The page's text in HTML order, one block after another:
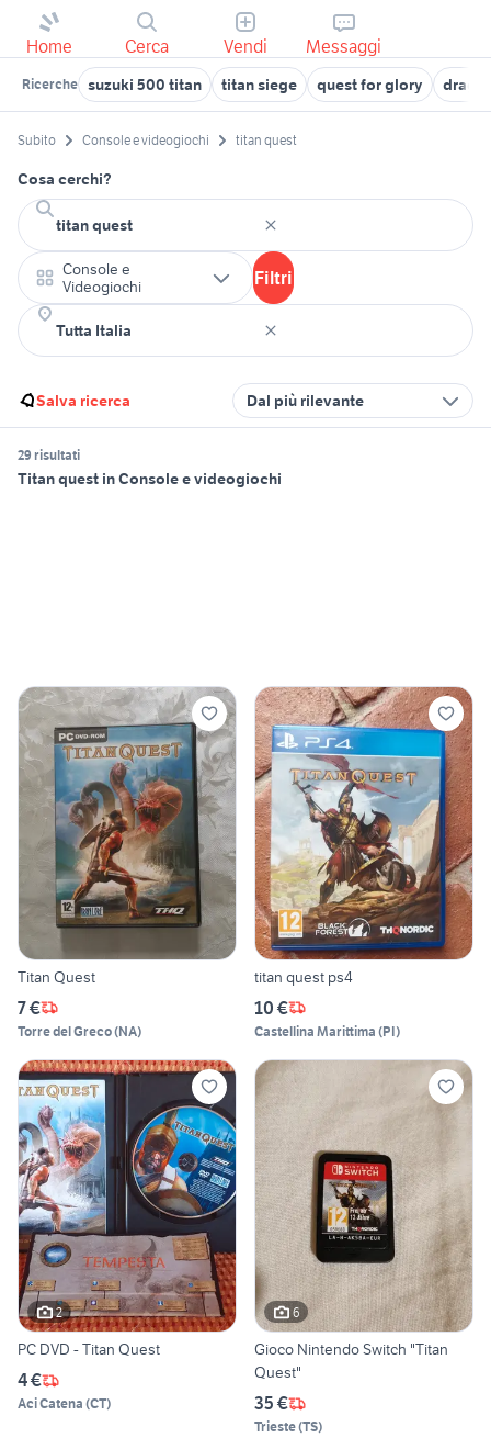
Home Cerca Vendi Messaggi
Ricerche suzuki 500 titan titan siege quest for glory
Subito Console e videogiochi titan quest
Cosa cerchi?
Console e
Videogiochi
Filtri
Salva ricerca Dal più rilevante
29 risultati
Titan quest in Console e videogiochi
Titan Quest
7 €
Torre del Greco(NA)
titan quest ps4
10 €
Castellina Marittima (PI)
2
PC DVD - Titan Quest
4 €
Aci Catena (CT)
6
Gioco Nintendo Switch "Titan
Quest"
35 €
Trieste(TS)